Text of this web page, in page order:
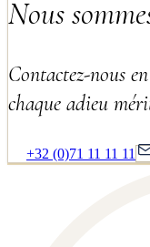
Nous
Contactez-nous
chaque adieu
+32 (0)71 11 11 11